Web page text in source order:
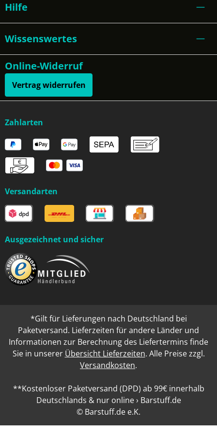
Hilfe
Wissenswertes
Online-Widerruf
Vertrag widerrufen
Zahlarten
Versandarten
Ausgezeichnet und sicher
*Gilt für Lieferungen nach Deutschland bei
Paketversand. Lieferzeiten für andere Länder und
Informationen zur Berechnung des Liefertermins finde
Sie in unserer Übersicht Lieferzeiten. Alle Preise zzgl.
Versandkosten.
**Kostenloser Paketversand (DPD) ab 99€ innerhalb
Deutschlands & nur online › Barstuff.de
© Barstuff.de e.K.